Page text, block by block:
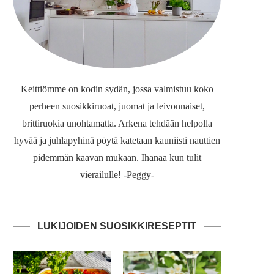
Keittiömme on kodin sydän, jossa valmistuu koko
perheen suosikkiruoat, juomat ja leivonnaiset,
brittiruokia unohtamatta. Arkena tehdään helpolla
hyvää ja juhlapyhinä pöytä katetaan kauniisti nauttien
pidemmän kaavan mukaan. Ihanaa kun tulit
vierailulle! -Peggy-
LUKIJOIDEN SUOSIKKIRESEPTIT